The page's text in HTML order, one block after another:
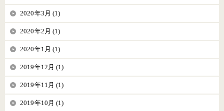
2020年3月 (1)
2020年2月 (1)
2020年1月 (1)
2019年12月 (1)
2019年11月 (1)
2019年10月 (1)